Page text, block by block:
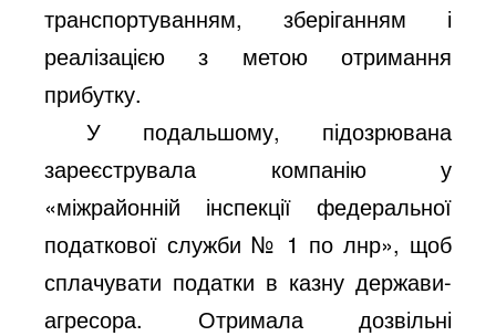
транспортуванням, зберіганням і
реалізацією з метою отримання
прибутку.
У подальшому, підозрювана
зареєструвала компанію у
«міжрайонній інспекції федеральної
податкової служби № 1 по лнр», щоб
сплачувати податки в казну держави-
агресора. Отримала дозвільні